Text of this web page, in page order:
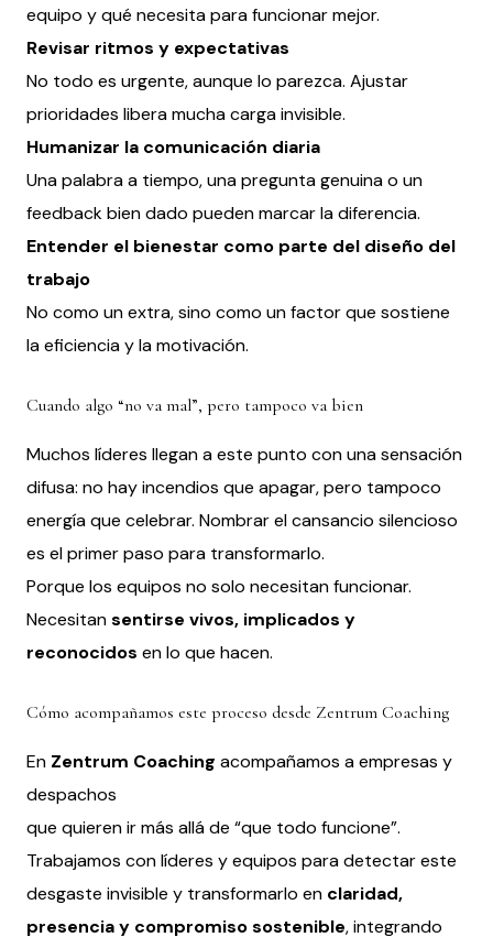
equipo y qué necesita para funcionar mejor.
Revisar ritmos y expectativas
No todo es urgente, aunque lo parezca. Ajustar
prioridades libera mucha carga invisible.
Humanizar la comunicación diaria
Una palabra a tiempo, una pregunta genuina o un
feedback bien dado pueden marcar la diferencia.
Entender el bienestar como parte del diseño del
trabajo
No como un extra, sino como un factor que sostiene
la eficiencia y la motivación.
Cuando algo “no va mal”, pero tampoco va bien
Muchos líderes llegan a este punto con una sensación
difusa: no hay incendios que apagar, pero tampoco
energía que celebrar. Nombrar el cansancio silencioso
es el primer paso para transformarlo.
Porque los equipos no solo necesitan funcionar.
Necesitansentirse vivos, implicados y
reconocidos en lo que hacen.
Cómo acompañamos este proceso desde Zentrum Coaching
En Zentrum Coaching acompañamos a empresas y
despachos
que quieren ir más allá de “que todo funcione”.
Trabajamos con líderes y equipos para detectar este
desgaste invisible y transformarlo en claridad,
presencia y compromiso sostenible, integrando